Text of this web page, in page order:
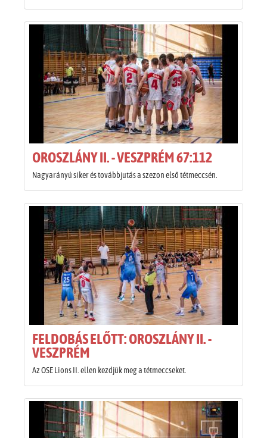
OROSZLÁNY II. - VESZPRÉM 67:112
Nagyarányú siker és továbbjutás a szezon első tétmeccsén.
FELDOBÁS ELŐTT: OROSZLÁNY II. -
VESZPRÉM
Az OSE Lions II. ellen kezdjük meg a tétmeccseket.